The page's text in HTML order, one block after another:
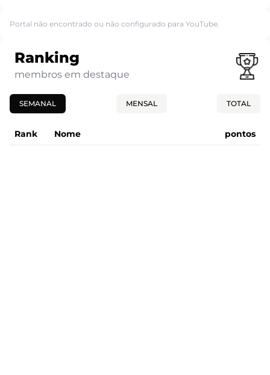
Portal não encontrado ou não configurado para YouTube.
Ranking
membros em destaque
SEMANAL MENSAL TOTAL
Rank Nome pontos